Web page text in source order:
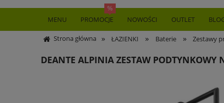
MENU PROMOCJE NOWOŚCI OUTLET
Strona główna » ŁAZIENKI » Baterie » Zestawy
DEANTE ALPINIA ZESTAW PODTYNKOWY